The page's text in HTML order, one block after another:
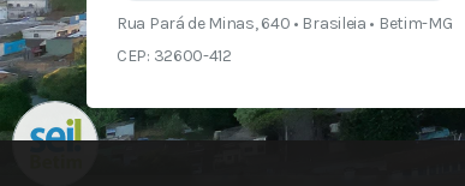
Rua Pará de Minas, 640 • Brasileia • Betim-MG
CEP: 32600-412